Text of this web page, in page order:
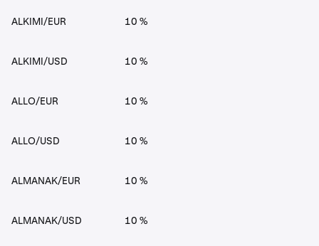
ALKIMI/EUR 10 %
ALKIMI/USD 10 %
ALLO/EUR 10 %
ALLO/USD 10 %
ALMANAK/EUR 10 %
ALMANAK/USD 10 %